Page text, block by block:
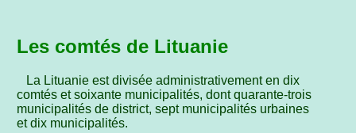
Les comtés de Lituanie
La Lituanie est divisée administrativement en dix
comtés et soixante municipalités, dont quarante-trois
municipalités de district, sept municipalités urbaines
et dix municipalités.